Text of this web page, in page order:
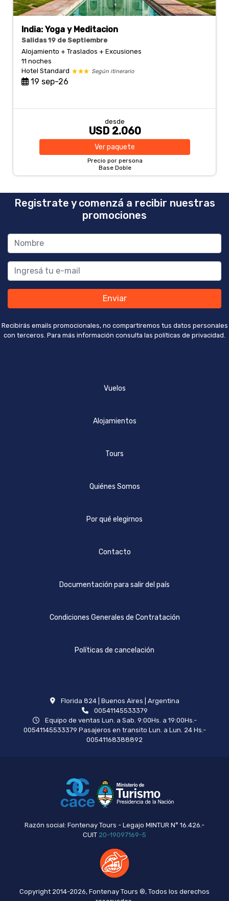
India: Yoga y Meditacion
Salidas 19 de Septiembre
Alojamiento + Traslados + Excusiones
11 noches
Hotel Standard
Según itinerario
19 sep-26
desde
USD 2.060
Verpaquete
Precio por persona
Base Doble
Registrate y comenzá a recibir nuestras
promociones
Enviar
Recibirás emails promocionales, no compartiremos tus datos personales
con terceros. Para más información consulta las políticas de privacidad.
Vuelos
Alojamientos
Tours
Quiénes Somos
Por qué elegirnos
Contacto
Documentación para salir del país
Condiciones Generales de Contratación
Políticas de cancelación
Florida 824 | Buenos Aires | Argentina
00541145533379
Equipo de ventas Lun. a Sab. 9:00Hs. a 19:00Hs.-
00541145533379 Pasajeros en transito Lun. a Lun. 24 Hs.-
00541168388892
Razón social: Fontenay Tours - Legajo MINTUR N° 16.426.-
CUIT 20-19097169-5
Copyright 2014-2026, Fontenay Tours ®, Todos los derechos